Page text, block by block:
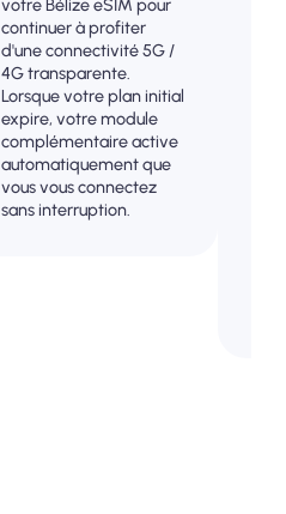
votre Bélize eSIM pour
continuer à profiter
d'une connectivité 5G /
4G transparente.
Lorsque votre plan initial
expire, votre module
complémentaire active
automatiquement que
vous vous connectez
sans interruption.